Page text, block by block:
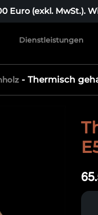
Euro (exkl. MwSt.).
Dienstleistungen
- Thermisch